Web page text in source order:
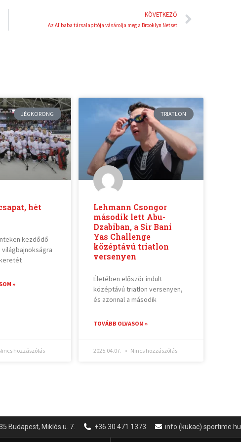
KÖVETKEZŐ
Az Alibaba társalapítója vásárolja meg a Brooklyn Netset
JÉGKORONG
hét
kezdődő
»
hozzászólás
TRIATLON
Lehmann Csongor
második lett Abu-
Dzabiban, a Sir Bani
Yas Challenge
középtávú triatlon
versenyen
Életében először indult
középtávú triatlon versenyen,
és azonnal a második
TOVÁBB OLVASOM »
2025.04.07. Nincs hozzászólás
Budapest, Miklós u. 7. +36 30 471 1373 info (kukac) sportime.hu